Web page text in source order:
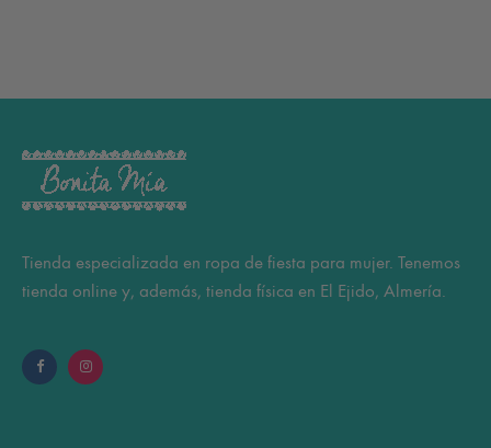
Tienda especializada en ropa de fiesta para mujer. Tenemos
tienda online y, además, tienda física en El Ejido, Almería.